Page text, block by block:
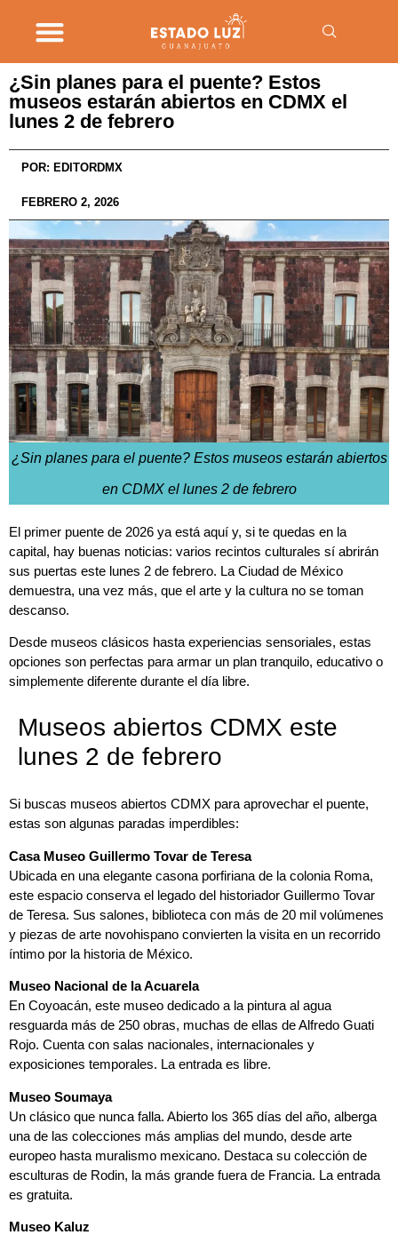
¿Sin planes para el puente? Estos
museos estarán abiertos en CDMX el
lunes 2 de febrero
POR: EDITORDMX
FEBRERO 2, 2026
¿Sin planes para el puente? Estos museos estarán abiertos
en CDMX el lunes 2 de febrero
El primer puente de 2026 ya está aquí y, si te quedas en la
capital, hay buenas noticias: varios recintos culturales sí abrirán
sus puertas este lunes 2 de febrero. La Ciudad de México
demuestra, una vez más, que el arte y la cultura no se toman
descanso.
Desde museos clásicos hasta experiencias sensoriales, estas
opciones son perfectas para armar un plan tranquilo, educativo o
simplemente diferente durante el día libre.
Museos abiertos CDMX este
lunes 2 de febrero
Si buscas museos abiertos CDMX para aprovechar el puente,
estas son algunas paradas imperdibles:
Casa Museo Guillermo Tovar de Teresa
Ubicada en una elegante casona porfiriana de la colonia Roma,
este espacio conserva el legado del historiador Guillermo Tovar
de Teresa. Sus salones, biblioteca con más de 20 mil volúmenes
y piezas de arte novohispano convierten la visita en un recorrido
íntimo por la historia de México.
Museo Nacional de la Acuarela
En Coyoacán, este museo dedicado a la pintura al agua
resguarda más de 250 obras, muchas de ellas de Alfredo Guati
Rojo. Cuenta con salas nacionales, internacionales y
exposiciones temporales. La entrada es libre.
Museo Soumaya
Un clásico que nunca falla. Abierto los 365 días del año, alberga
una de las colecciones más amplias del mundo, desde arte
europeo hasta muralismo mexicano. Destaca su colección de
esculturas de Rodin, la más grande fuera de Francia. La entrada
es gratuita.
Museo Kaluz